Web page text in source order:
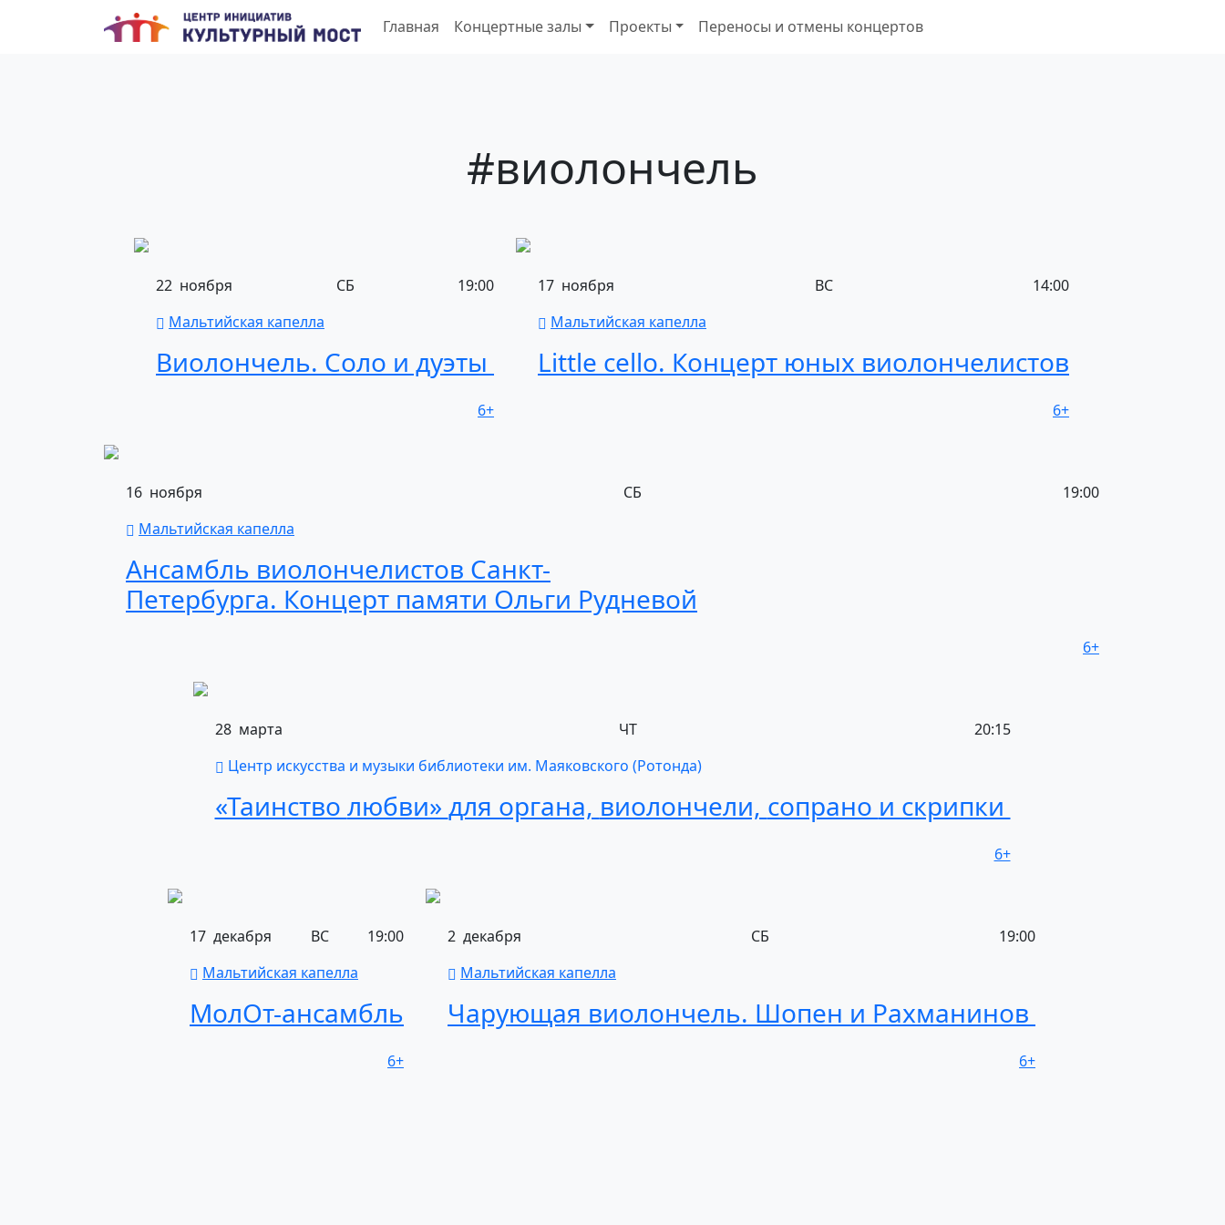
Главная Концертные залы Проекты Переносы и отмены концертов
#виолончель
22 ноября СБ
19:00
Мальтийская капелла
Виолончель. Соло и дуэты
6+
17 ноября ВС
14:00
Мальтийская капелла
Little cello. Концерт юных виолончелистов
6+
16 ноября СБ
19:00
Мальтийская капелла
Ансамбль виолончелистов Санкт-
Петербурга. Концерт памяти Ольги Рудневой
6+
28 марта ЧТ
20:15
Центр искусства и музыки библиотеки им. Маяковского (Ротонда)
«Таинство любви» для органа, виолончели, сопрано и скрипки
6+
17 декабря ВС
19:00
Мальтийская капелла
МолОт-ансамбль
6+
2 декабря СБ
19:00
Мальтийская капелла
Чарующая виолончель. Шопен и Рахманинов
6+